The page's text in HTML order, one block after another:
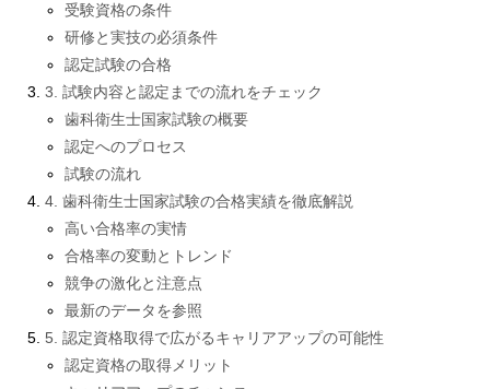
受験資格の条件
研修と実技の必須条件
認定試験の合格
3. 試験内容と認定までの流れをチェック
歯科衛生士国家試験の概要
認定へのプロセス
試験の流れ
4. 歯科衛生士国家試験の合格実績を徹底解説
高い合格率の実情
合格率の変動とトレンド
競争の激化と注意点
最新のデータを参照
5. 認定資格取得で広がるキャリアアップの可能性
認定資格の取得メリット